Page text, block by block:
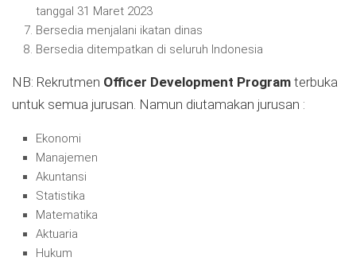
tanggal 31 Maret 2023
Bersedia menjalani ikatan dinas
Bersedia ditempatkan di seluruh Indonesia
NB: Rekrutmen Officer Development Program terbuka
untuk semua jurusan. Namun diutamakan jurusan :
Ekonomi
Manajemen
Akuntansi
Statistika
Matematika
Aktuaria
Hukum